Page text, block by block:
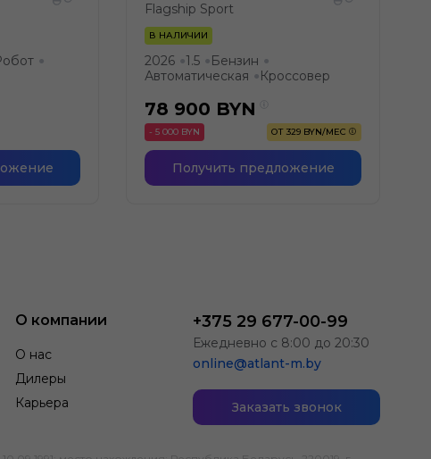
●
Flagship Sport
В НАЛИЧИИ
2026 ●1.5 ● Бензин ●
Автоматическая ● Кроссовер
78 900 BYN
- 5 000 BYN ОТ 329 BYN/МЕС
Получить предложение
О компании
О нас
Дилеры
Карьера
+375 29 677-00-99
Ежедневно с 8:00 до 20:30
online@atlant-m.by
Заказать звонок